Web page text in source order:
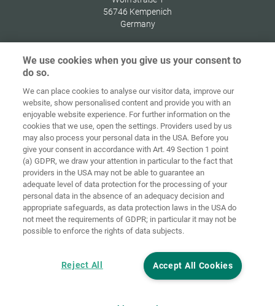
56746 Kempenich
Germany
Начална
страница Контакт Импресум
Защита на
данните
ОТУ
Политика за
бисквитки Вписване
Accessibility
Statement
Настройки на бисквитките
We use cookies when you give us your consent to
do so.
We can place cookies to analyse our visitor data, improve our
website, show personalised content and provide you with an
enjoyable website experience. For further information on the
cookies that we use, open the settings. Providers used by us
may also process your personal data in the USA. Before you
give your consent in accordance with Art. 49 Section 1 point
(a) GDPR, we draw your attention in particular to the fact that
providers in the USA may not be able to guarantee an
adequate level of data protection for the processing of your
personal data in the absence of an adequacy decision and
appropriate safeguards, as data protection laws in the USA do
not meet the requirements of GDPR; in particular it may not be
possible to enforce the rights of data subjects.
Accept All Cookies
Reject All